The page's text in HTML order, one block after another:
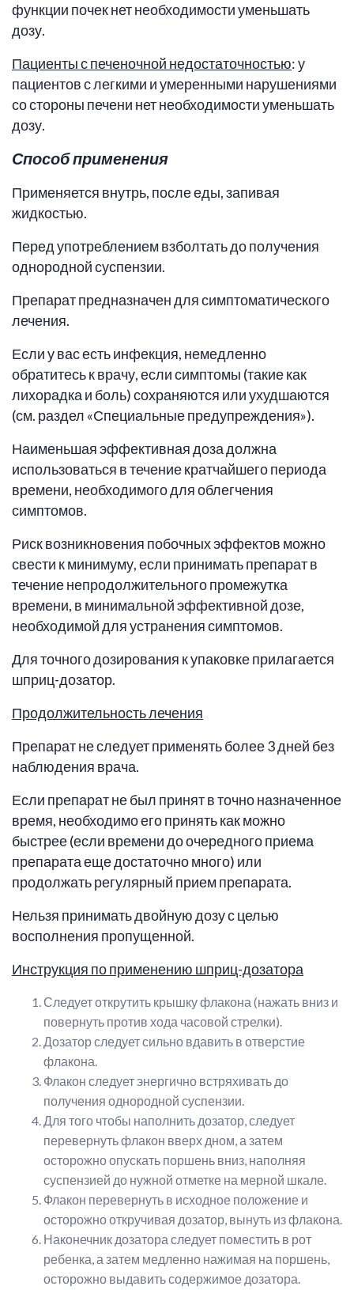
функции почек нет необходимости уменьшать
дозу.
Пациенты с печеночной недостаточностью: у
пациентов с легкими и умеренными нарушениями
со стороны печени нет необходимости уменьшать
дозу.
Способ применения
Применяется внутрь, после еды, запивая
жидкостью.
Перед употреблением взболтать до получения
однородной суспензии.
Препарат предназначен для симптоматического
лечения.
Если у вас есть инфекция, немедленно
обратитесь к врачу, если симптомы (такие как
лихорадка и боль) сохраняются или ухудшаются
(см. раздел «Специальные предупреждения»).
Наименьшая эффективная доза должна
использоваться в течение кратчайшего периода
времени, необходимого для облегчения
симптомов.
Риск возникновения побочных эффектов можно
свести к минимуму, если принимать препарат в
течение непродолжительного промежутка
времени, в минимальной эффективной дозе,
необходимой для устранения симптомов.
Для точного дозирования к упаковке прилагается
шприц-дозатор.
Продолжительность лечения
Препарат не следует применять более 3 дней без
наблюдения врача.
Если препарат не был принят в точно назначенное
время, необходимо его принять как можно
быстрее (если времени до очередного приема
препарата еще достаточно много) или
продолжать регулярный прием препарата.
Нельзя принимать двойную дозу с целью
восполнения пропущенной.
Инструкция по применению шприц-дозатора
Следует открутить крышку флакона (нажать вниз и
повернуть против хода часовой стрелки).
Дозатор следует сильно вдавить в отверстие
флакона.
Флакон следует энергично встряхивать до
получения однородной суспензии.
Для того чтобы наполнить дозатор, следует
перевернуть флакон вверх дном, а затем
осторожно опускать поршень вниз, наполняя
суспензией до нужной отметке на мерной шкале.
Флакон перевернуть в исходное положение и
осторожно откручивая дозатор, вынуть из флакона.
Наконечник дозатора следует поместить в рот
ребенка, а затем медленно нажимая на поршень,
осторожно выдавить содержимое дозатора.